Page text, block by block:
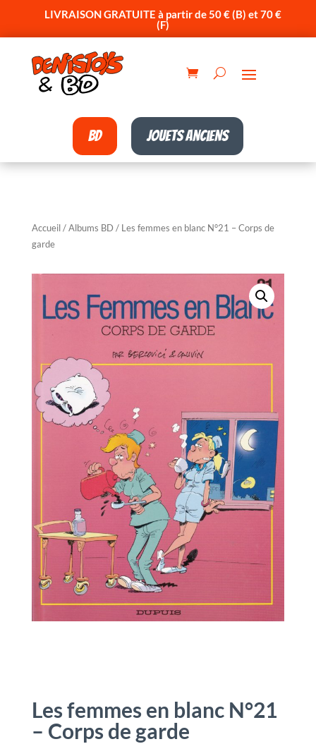
LIVRAISON GRATUITE à partir de 50 € (B) et 70 €
(F)
BD Jouets anciens
Accueil/Albums BD / Les femmes en blanc N°21 – Corps de
garde
Les femmes en blanc N°21
– Corps de garde